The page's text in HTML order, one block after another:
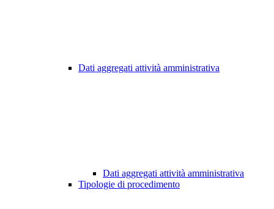
Dati aggregati attività amministrativa
Dati aggregati attività amministrativa
Tipologie di procedimento